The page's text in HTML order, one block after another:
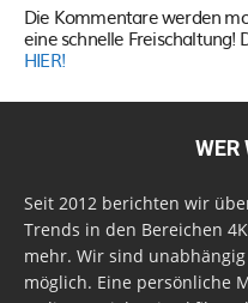
Die Kommentare werden
eine schnelle
HIER!
WER
Seit 2012 berichten wir
Trends in den Bereichen
mehr. Wir sind
möglich. Eine persönliche